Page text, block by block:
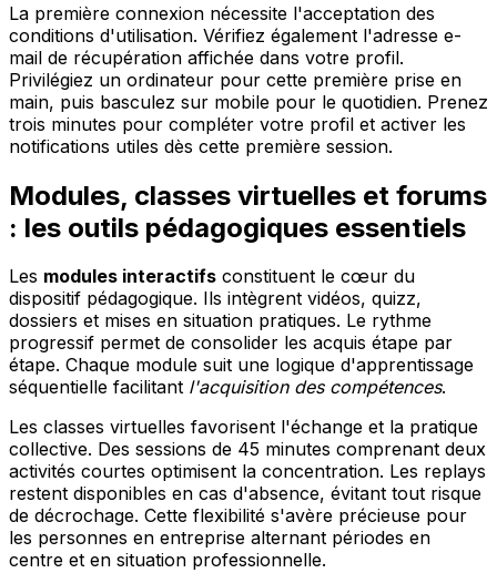
La première connexion nécessite l'acceptation des
conditions d'utilisation. Vérifiez également l'adresse e-
mail de récupération affichée dans votre profil.
Privilégiez un ordinateur pour cette première prise en
main, puis basculez sur mobile pour le quotidien. Prenez
trois minutes pour compléter votre profil et activer les
notifications utiles dès cette première session.
Modules, classes virtuelles et forums
: les outils pédagogiques essentiels
Les modules interactifs constituent le cœur du
dispositif pédagogique. Ils intègrent vidéos, quizz,
dossiers et mises en situation pratiques. Le rythme
progressif permet de consolider les acquis étape par
étape. Chaque module suit une logique d'apprentissage
séquentielle facilitant l'acquisition des compétences.
Les classes virtuelles favorisent l'échange et la pratique
collective. Des sessions de 45 minutes comprenant deux
activités courtes optimisent la concentration. Les replays
restent disponibles en cas d'absence, évitant tout risque
de décrochage. Cette flexibilité s'avère précieuse pour
les personnes en entreprise alternant périodes en
centre et en situation professionnelle.